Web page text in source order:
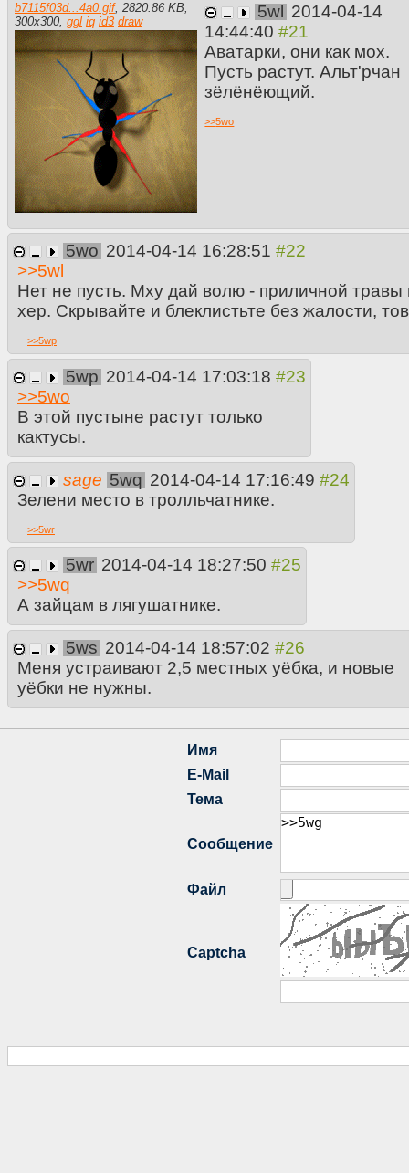
b7115f03d...4a0.gif, 2820.86 KB,
300x300, ggl iq id3 draw
5wl
2014-04-14
14:44:40
Аватарки, они как мох.
Пусть растут. Альт'рчан
зёлёнёющий.
>>5wo
5wo 2014-04-14 16:28:51
>>5wl
Нет не пусть. Мху дай волю - приличной травы
хер. Скрывайте и блеклистьте без жалости,
>>5wp
5wp 2014-04-14 17:03:18
>>5wo
В этой пустыне растут только
кактусы.
sage 5wq 2014-04-14 17:16:49
Зелени место в тролльчатнике.
>>5wr
5wr 2014-04-14 18:27:50
>>5wq
А зайцам в лягушатнике.
5ws 2014-04-14 18:57:02
Меня устраивают 2,5 местных уёбка, и новые
уёбки не нужны.